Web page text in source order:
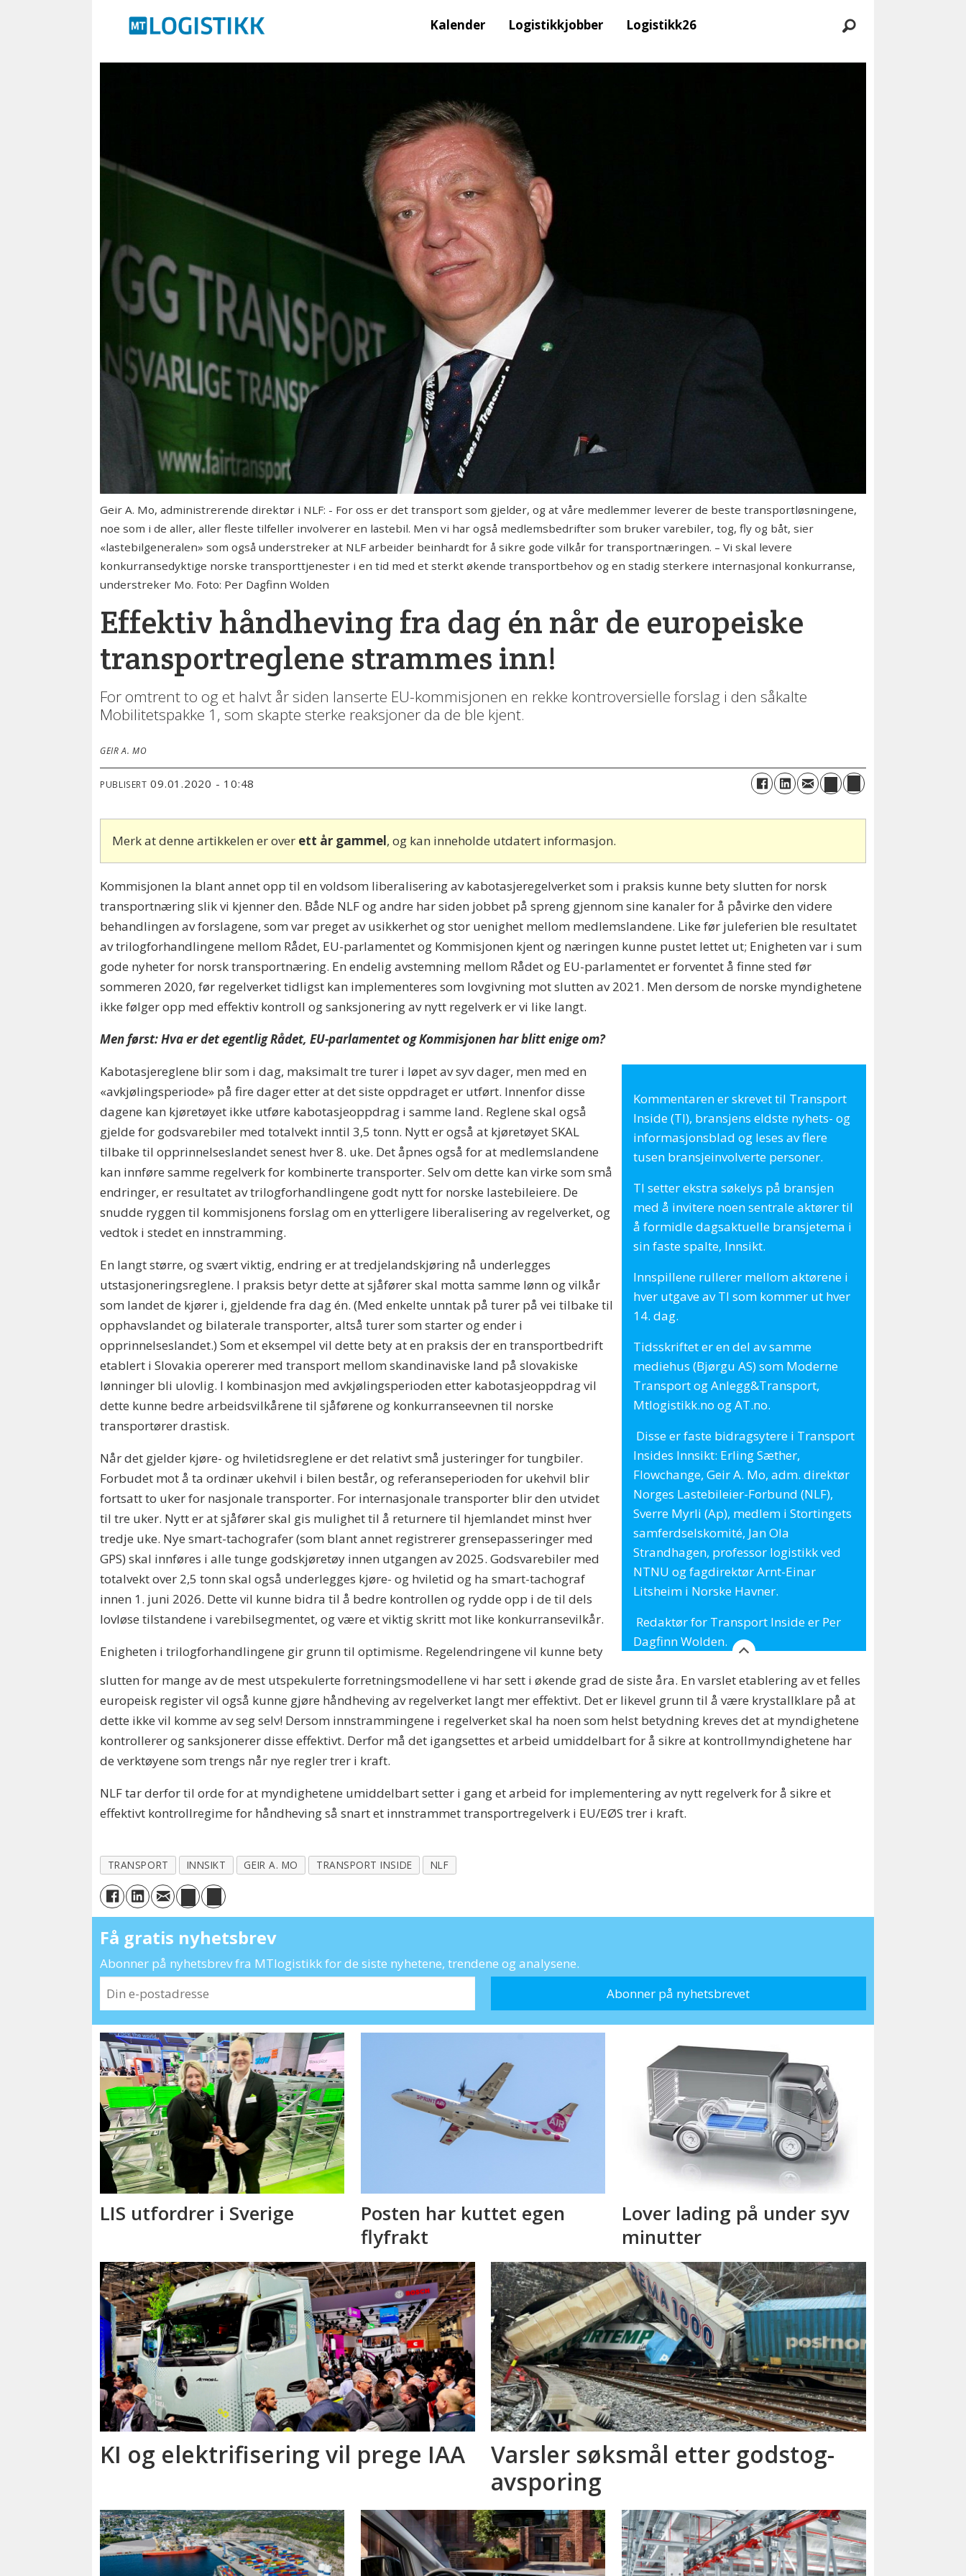
Kalender Logistikkjobber Logistikk26
Geir A. Mo, administrerende direktør i NLF: - For oss er det transport som gjelder, og at våre medlemmer leverer de beste transportløsningene,
noe som i de aller, aller fleste tilfeller involverer en lastebil. Men vi har også medlemsbedrifter som bruker varebiler, tog, fly og båt, sier
«lastebilgeneralen» som også understreker at NLF arbeider beinhardt for å sikre gode vilkår for transportnæringen. – Vi skal levere
konkurransedyktige norske transporttjenester i en tid med et sterkt økende transportbehov og en stadig sterkere internasjonal konkurranse,
understreker Mo. Foto: Per Dagfinn Wolden
Effektiv håndheving fra dag én når de europeiske
transportreglene strammes inn!
For omtrent to og et halvt år siden lanserte EU-kommisjonen en rekke kontroversielle forslag i den såkalte
Mobilitetspakke 1, som skapte sterke reaksjoner da de ble kjent.
GEIR A. MO
PUBLISERT 09.01.2020 - 10:48
Merk at denne artikkelen er over ett år gammel, og kan inneholde utdatert informasjon.
Kommisjonen la blant annet opp til en voldsom liberalisering av kabotasjeregelverket som i praksis kunne bety slutten for norsk
transportnæring slik vi kjenner den. Både NLF og andre har siden jobbet på spreng gjennom sine kanaler for å påvirke den videre
behandlingen av forslagene, som var preget av usikkerhet og stor uenighet mellom medlemslandene. Like før juleferien ble resultatet
av trilogforhandlingene mellom Rådet, EU-parlamentet og Kommisjonen kjent og næringen kunne pustet lettet ut; Enigheten var i sum
gode nyheter for norsk transportnæring. En endelig avstemning mellom Rådet og EU-parlamentet er forventet å finne sted før
sommeren 2020, før regelverket tidligst kan implementeres som lovgivning mot slutten av 2021. Men dersom de norske myndighetene
ikke følger opp med effektiv kontroll og sanksjonering av nytt regelverk er vi like langt.
Men først: Hva er det egentlig Rådet, EU-parlamentet og Kommisjonen har blitt enige om?
Kommentaren er skrevet til Transport
Inside (TI), bransjens eldste nyhets- og
informasjonsblad og leses av flere
tusen bransjeinvolverte personer.
TI setter ekstra søkelys på bransjen
med å invitere noen sentrale aktører til
å formidle dagsaktuelle bransjetema i
sin faste spalte, Innsikt.
Innspillene rullerer mellom aktørene i
hver utgave av TI som kommer ut hver
14. dag.
Tidsskriftet er en del av samme
mediehus (Bjørgu AS) som Moderne
Transport og Anlegg&Transport,
Mtlogistikk.no og AT.no.
Disse er faste bidragsytere i Transport
Insides Innsikt: Erling Sæther,
Flowchange, Geir A. Mo, adm. direktør
Norges Lastebileier-Forbund (NLF),
Sverre Myrli (Ap), medlem i Stortingets
samferdselskomité, Jan Ola
Strandhagen, professor logistikk ved
NTNU og fagdirektør Arnt-Einar
Litsheim i Norske Havner.
Redaktør for Transport Inside er Per
Dagfinn Wolden.
Kabotasjereglene blir som i dag, maksimalt tre turer i løpet av syv dager, men med en
«avkjølingsperiode» på fire dager etter at det siste oppdraget er utført. Innenfor disse
dagene kan kjøretøyet ikke utføre kabotasjeoppdrag i samme land. Reglene skal også
gjelde for godsvarebiler med totalvekt inntil 3,5 tonn. Nytt er også at kjøretøyet SKAL
tilbake til opprinnelseslandet senest hver 8. uke. Det åpnes også for at medlemslandene
kan innføre samme regelverk for kombinerte transporter. Selv om dette kan virke som små
endringer, er resultatet av trilogforhandlingene godt nytt for norske lastebileiere. De
snudde ryggen til kommisjonens forslag om en ytterligere liberalisering av regelverket, og
vedtok i stedet en innstramming.
En langt større, og svært viktig, endring er at tredjelandskjøring nå underlegges
utstasjoneringsreglene. I praksis betyr dette at sjåfører skal motta samme lønn og vilkår
som landet de kjører i, gjeldende fra dag én. (Med enkelte unntak på turer på vei tilbake til
opphavslandet og bilaterale transporter, altså turer som starter og ender i
opprinnelseslandet.) Som et eksempel vil dette bety at en praksis der en transportbedrift
etablert i Slovakia opererer med transport mellom skandinaviske land på slovakiske
lønninger bli ulovlig. I kombinasjon med avkjølingsperioden etter kabotasjeoppdrag vil
dette kunne bedre arbeidsvilkårene til sjåførene og konkurranseevnen til norske
transportører drastisk.
Når det gjelder kjøre- og hviletidsreglene er det relativt små justeringer for tungbiler.
Forbudet mot å ta ordinær ukehvil i bilen består, og referanseperioden for ukehvil blir
fortsatt to uker for nasjonale transporter. For internasjonale transporter blir den utvidet
til tre uker. Nytt er at sjåfører skal gis mulighet til å returnere til hjemlandet minst hver
tredje uke. Nye smart-tachografer (som blant annet registrerer grensepasseringer med
GPS) skal innføres i alle tunge godskjøretøy innen utgangen av 2025. Godsvarebiler med
totalvekt over 2,5 tonn skal også underlegges kjøre- og hviletid og ha smart-tachograf
innen 1. juni 2026. Dette vil kunne bidra til å bedre kontrollen og rydde opp i de til dels
lovløse tilstandene i varebilsegmentet, og være et viktig skritt mot like konkurransevilkår.
Enigheten i trilogforhandlingene gir grunn til optimisme. Regelendringene vil kunne bety
slutten for mange av de mest utspekulerte forretningsmodellene vi har sett i økende grad de siste åra. En varslet etablering av et felles
europeisk register vil også kunne gjøre håndheving av regelverket langt mer effektivt. Det er likevel grunn til å være krystallklare på at
dette ikke vil komme av seg selv! Dersom innstrammingene i regelverket skal ha noen som helst betydning kreves det at myndighetene
kontrollerer og sanksjonerer disse effektivt. Derfor må det igangsettes et arbeid umiddelbart for å sikre at kontrollmyndighetene har
de verktøyene som trengs når nye regler trer i kraft.
NLF tar derfor til orde for at myndighetene umiddelbart setter i gang et arbeid for implementering av nytt regelverk for å sikre et
effektivt kontrollregime for håndheving så snart et innstrammet transportregelverk i EU/EØS trer i kraft.
TRANSPORT INNSIKT GEIR A. MO TRANSPORT INSIDE NLF
Få gratis nyhetsbrev
Abonner på nyhetsbrev fra MTlogistikk for de siste nyhetene, trendene og analysene.
LIS utfordrer i Sverige
Posten har kuttet egen
flyfrakt
Lover lading på under syv
minutter
KI og elektrifisering vil prege IAA
Varsler søksmål etter godstog­
avsporing